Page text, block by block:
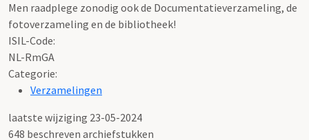
Men raadplege zonodig ook de Documentatieverzameling, de
fotoverzameling en de bibliotheek!
ISIL-Code:
NL-RmGA
Categorie:
Verzamelingen
laatste wijziging 23-05-2024
648 beschreven archiefstukken